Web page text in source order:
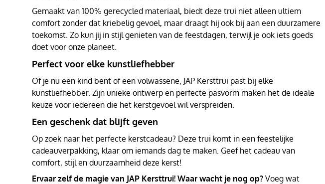
Gemaakt van 100% gerecycled materiaal, biedt deze trui niet alleen ultiem
comfort zonder dat kriebelig gevoel, maar draagt hij ook bij aan een duurzamere
toekomst. Zo kun jij in stijl genieten van de feestdagen, terwijl je ook iets goeds
doet voor onze planeet.
Perfect voor elke kunstliefhebber
Of je nu een kind bent of een volwassene, JAP Kersttrui past bij elke
kunstliefhebber. Zijn unieke ontwerp en perfecte pasvorm maken het de ideale
keuze voor iedereen die het kerstgevoel wil verspreiden.
Een geschenk dat blijft geven
Op zoek naar het perfecte kerstcadeau? Deze trui komt in een feestelijke
cadeauverpakking, klaar om iemands dag te maken. Geef het cadeau van
comfort, stijl en duurzaamheid deze kerst!
Ervaar zelf de magie van JAP Kersttrui! Waar wacht je nog op? Voeg wat